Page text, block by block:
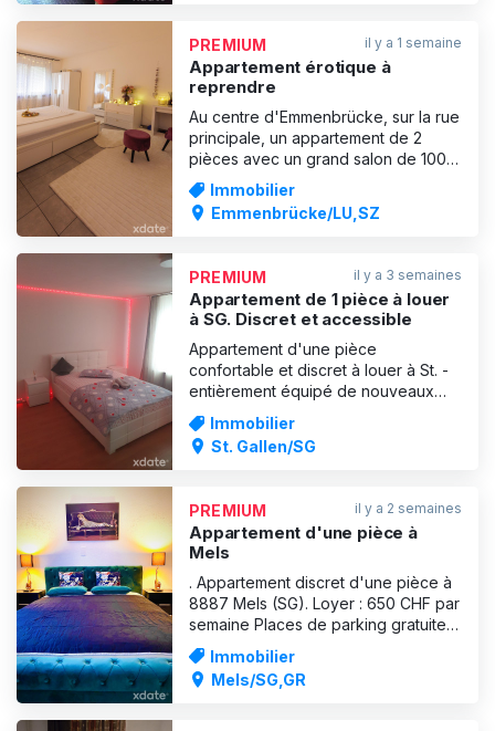
PREMIUM il y a 1 semaine
Appartement érotique à
reprendre
Au centre d'Emmenbrücke, sur la rue
principale, un appartement de 2
pièces avec un grand salon de 100
mètres carrés est disponible. Lave-
linge et sèche-linge privés
L'appartement est entièrement
résiliation ! Appartement autori
Immobilier
Emmenbrücke/LU,SZ
PREMIUM il y a 3 semaines
Appartement de 1 pièce à louer
à SG. Discret et accessible
Appartement d'une pièce
confortable et discret à louer à St. -
entièrement équipé de nouveaux
meubles -lit très confortable -
serviettes et draps de lit -très proche
du centre ville Si vous avez des
0041782272530
Immobilier
St. Gallen/SG
PREMIUM il y a 2 semaines
Appartement d'une pièce à
Mels
. Appartement discret d'une pièce à
8887 Mels (SG). Loyer : 650 CHF par
semaine Places de parking gratuites
juste devant la porte. Sonnette
individuelle. Pas de quartier chaud !
Adresse discrète ! À proximité de la
Immobilier
Mels/SG,GR